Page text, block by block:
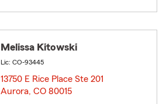
Melissa Kitowski
Lic: CO-93445
13750 E Rice Place Ste 201
Aurora, CO 80015